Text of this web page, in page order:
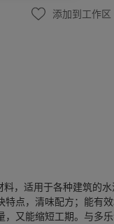
添加到工作区
，适用于各种建筑的
点，清味配方；能有
又能缩短工期。与多乐